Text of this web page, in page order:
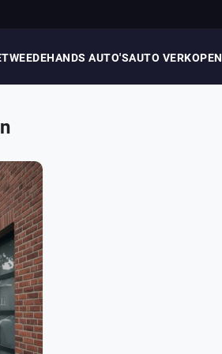
TWEEDEHANDS AUTO'SAUTO VERKOPEN